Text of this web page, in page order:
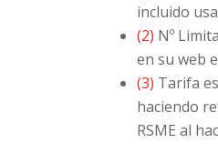
incluido
(2) Nº
en su web
(3) Tarifa
haciendo
RSME al